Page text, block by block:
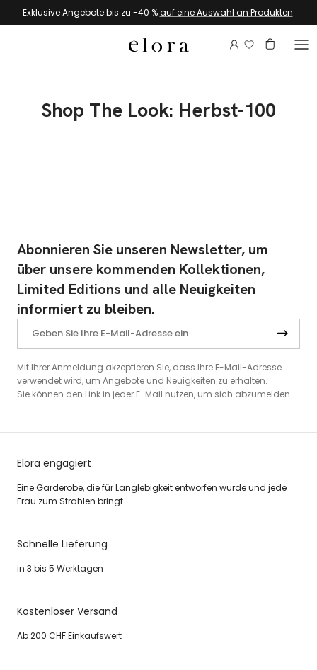
Zum Inhalt springen
Exklusive Angebote bis zu -40 %auf eine Auswahl an Produkten.
KontoMelden Sie
Shop The Look: Herbst-100
Abonnieren Sie unseren Newsletter, um
über unsere kommenden Kollektionen,
Limited Editions und alle Neuigkeiten
informiert zu bleiben.
Mit Ihrer Anmeldung akzeptieren Sie, dass Ihre E-Mail-Adresse
verwendet wird, um Angebote und Neuigkeiten zu erhalten.
Sie können den Link in jeder E-Mail nutzen, um sich abzumelden.
Elora engagiert
Eine Garderobe, die für Langlebigkeit entworfen wurde und jede
Frau zum Strahlen bringt.
Schnelle Lieferung
in 3 bis 5 Werktagen
Kostenloser Versand
Ab 200 CHF Einkaufswert